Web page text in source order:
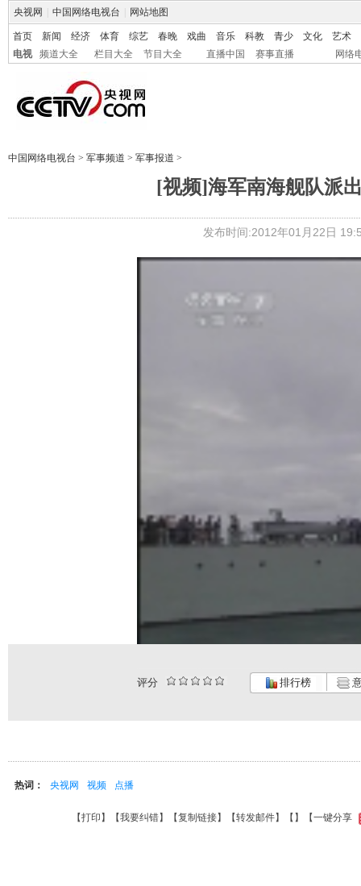
央视网 中国网络电视台 网站地图
首页 新闻 经济 体育 综艺 春晚 戏曲 音乐 科教 青少 文化
艺术
电视
频道大全 栏目大全 节目大全 直播中国 赛事直播 网络
中国网络电视台 > 军事频道 > 军事报道 >
[视频]海军南海舰队派
发布时间:2012年01月22日
评分 排行榜
热词： 央视网 视频 点播
【打印 】【我要纠错】【复制链接】【转发邮件】【 】 【一键分享